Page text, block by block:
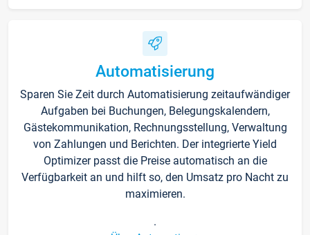
Automatisierung
Sparen Sie Zeit durch Automatisierung zeitaufwändiger
Aufgaben bei Buchungen, Belegungskalendern,
Gästekommunikation, Rechnungsstellung, Verwaltung
von Zahlungen und Berichten. Der integrierte Yield
Optimizer passt die Preise automatisch an die
Verfügbarkeit an und hilft so, den Umsatz pro Nacht zu
maximieren.
.